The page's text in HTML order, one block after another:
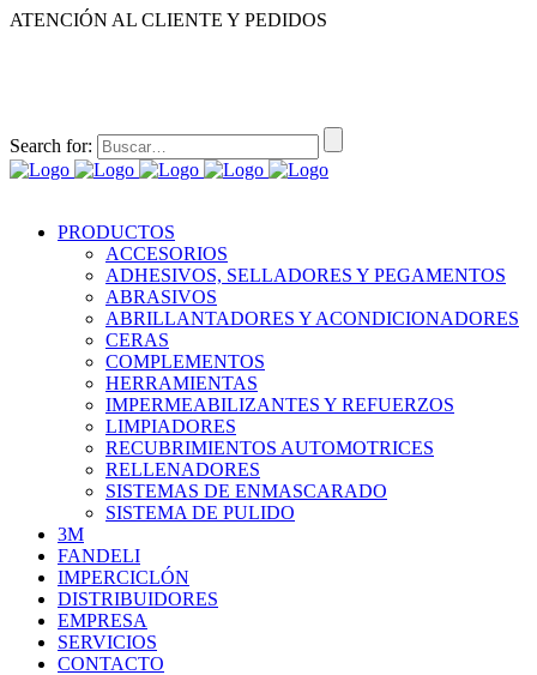
ATENCIÓN AL CLIENTE Y PEDIDOS
Search for:
PRODUCTOS
ACCESORIOS
ADHESIVOS, SELLADORES Y PEGAMENTOS
ABRASIVOS
ABRILLANTADORES Y ACONDICIONADORES
CERAS
COMPLEMENTOS
HERRAMIENTAS
IMPERMEABILIZANTES Y REFUERZOS
LIMPIADORES
RECUBRIMIENTOS AUTOMOTRICES
RELLENADORES
SISTEMAS DE ENMASCARADO
SISTEMA DE PULIDO
3M
FANDELI
IMPERCICLÓN
DISTRIBUIDORES
EMPRESA
SERVICIOS
CONTACTO